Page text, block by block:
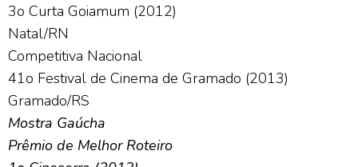
3o Curta Goiamum (2012)
Natal/RN
Competitiva Nacional
41o Festival de Cinema de Gramado (2013)
Gramado/RS
Mostra Gaúcha
Prêmio de Melhor Roteiro